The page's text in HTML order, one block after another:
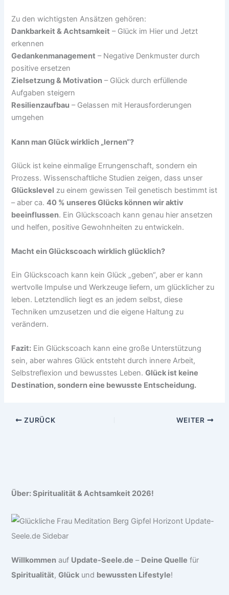
Zu den wichtigsten Ansätzen gehören:
Dankbarkeit & Achtsamkeit – Glück im Hier und Jetzt
erkennen
Gedankenmanagement – Negative Denkmuster durch
positive ersetzen
Zielsetzung & Motivation – Glück durch erfüllende
Aufgaben steigern
Resilienzaufbau – Gelassen mit Herausforderungen
umgehen
Kann man Glück wirklich „lernen“?
Glück ist keine einmalige Errungenschaft, sondern ein
Prozess. Wissenschaftliche Studien zeigen, dass unser
Glückslevel zu einem gewissen Teil genetisch bestimmt ist
– aber ca.40 % unseres Glücks können wir aktiv
beeinflussen. Ein Glückscoach kann genau hier ansetzen
und helfen, positive Gewohnheiten zu entwickeln.
Macht ein Glückscoach wirklich glücklich?
Ein Glückscoach kann kein Glück „geben“, aber er kann
wertvolle Impulse und Werkzeuge liefern, um glücklicher zu
leben. Letztendlich liegt es an jedem selbst, diese
Techniken umzusetzen und die eigene Haltung zu
verändern.
Fazit: Ein Glückscoach kann eine große Unterstützung
sein, aber wahres Glück entsteht durch innere Arbeit,
Selbstreflexion und bewusstes Leben.Glück ist keine
Destination, sondern eine bewusste Entscheidung.
ZURÜCK WEITER
Über: Spiritualität & Achtsamkeit 2026!
Willkommen auf Update-Seele.de – Deine Quelle für
Spiritualität,Glück und bewussten Lifestyle!